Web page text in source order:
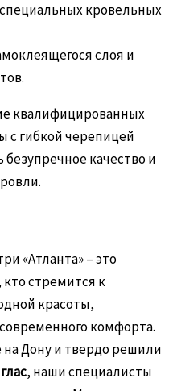
кровельных
слоя и
квалифицированных
с гибкой черепицей
качество и
«Атланта» – это
стремится к
красоты,
комфорта.
на Дону и твердо решили
, наши специалисты